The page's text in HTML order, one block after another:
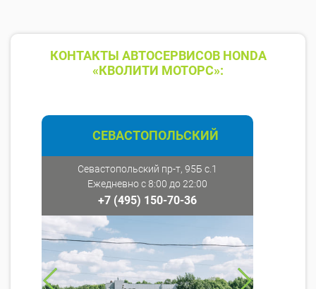
КОНТАКТЫ АВТОСЕРВИСОВ HONDA
«КВОЛИТИ МОТОРС»:
СЕВАСТОПОЛЬСКИЙ
Севастопольский пр-т, 95Б с.1
Ежедневно с 8:00 до 22:00
+7 (495) 150-70-36